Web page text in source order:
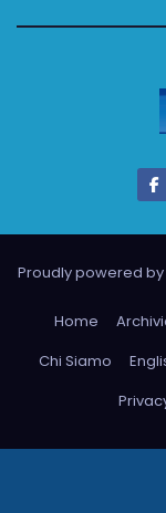
Proudly powered
Home
Chi Siamo